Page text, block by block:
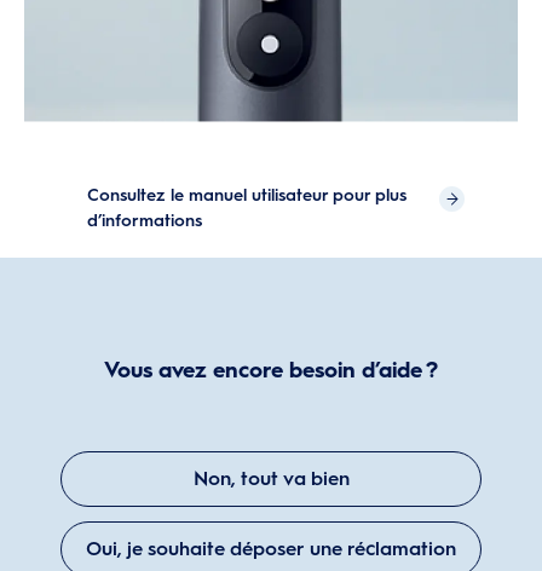
Consultez le manuel utilisateur pour plus
d’informations
Vous avez encore besoin d’aide ?
Non, tout va bien
Oui, je souhaite déposer une réclamation